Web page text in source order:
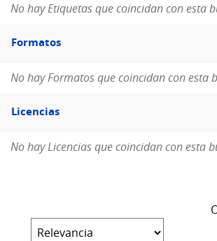
No hay Etiquetas que coincidan con esta
Filtro
Formatos
Formatos
No hay Formatos que coincidan con esta
Filtro
Licencias
Licencias
No hay Licencias que coincidan con esta